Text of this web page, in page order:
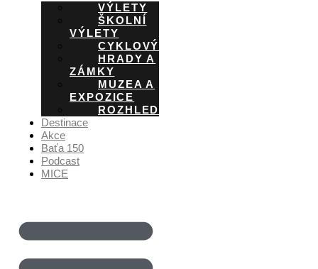
VÝLETY
ŠKOLNÍ
VÝLETY
CYKLOVÝLETY
HRADY A
ZÁMKY
MUZEA A
EXPOZICE
ROZHLEDNY
Destinace
Akce
Baťa 150
Podcast
MICE